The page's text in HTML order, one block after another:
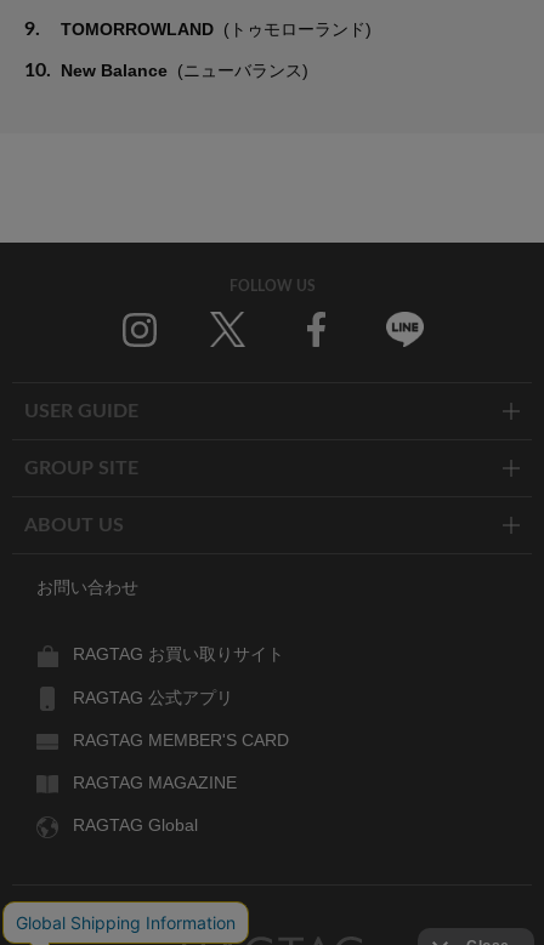
9. TOMORROWLAND (トゥモローランド)
10. New Balance (ニューバランス)
FOLLOW US
USER GUIDE
GROUP SITE
ABOUT US
お問い合わせ
RAGTAG お買い取りサイト
RAGTAG 公式アプリ
RAGTAG MEMBER'S CARD
RAGTAG MAGAZINE
RAGTAG Global